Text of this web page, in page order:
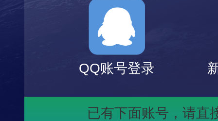
QQ账号登录
已有下面账号， 请直